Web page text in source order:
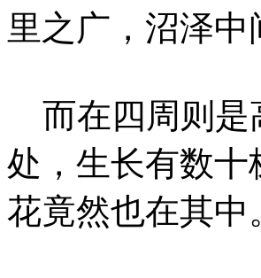
里之广，沼泽
而在四周则是
处，生长有数
花竟然也在其中